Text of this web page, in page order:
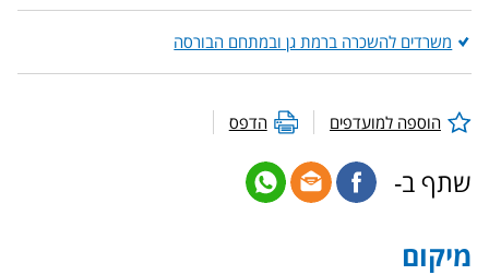
משרדים להשכרה ברמת גן ובמתחם הבורסה
הוספה למועדפים הדפס
שתף ב-
מיקום